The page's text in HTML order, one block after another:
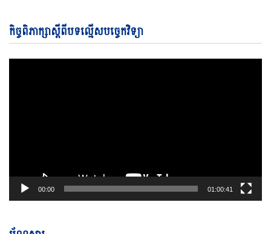
កិច្ចពិភាក្សាស្តីពីបទល្មើសបច្ចេកវិទ្យា